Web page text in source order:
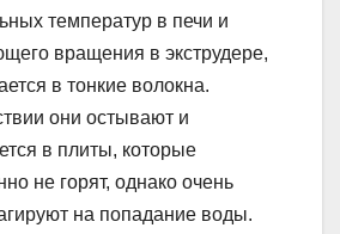
температур в печи и
вращения в экструдере,
в тонкие волокна.
они остывают и
в плиты, которые
не горят, однако очень
на попадание воды.